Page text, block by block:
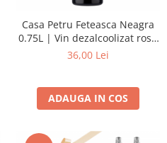
Casa Petru Feteasca Neagra
0.75L | Vin dezalcoolizat rosu
demidulce
36,00 Lei
ADAUGA IN COS